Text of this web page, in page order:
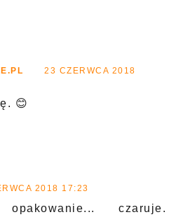
23 CZERWCA 2018
😊
2018 17:23
opakowanie... czaruje.